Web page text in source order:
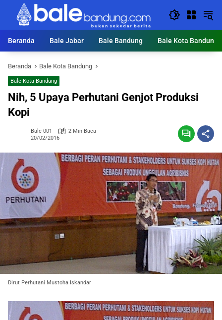
Langsung
konten
Beranda
Bale Jabar Bale Bandung Bale Kota Bandung
Beranda Bale Kota Bandung
Bale Kota Bandung
Nih, 5 Upaya Perhutani Genjot Produksi
Kopi
Bale 001
2 Min Baca
20/02/2016
Dirut Perhutani Mustoha Iskandar